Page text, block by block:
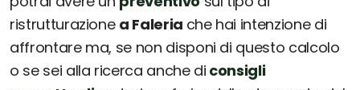
ristrutturazione a Faleria che hai intenzione di
affrontare ma, se non disponi di questo calcolo
o se sei alla ricerca anche di consigli